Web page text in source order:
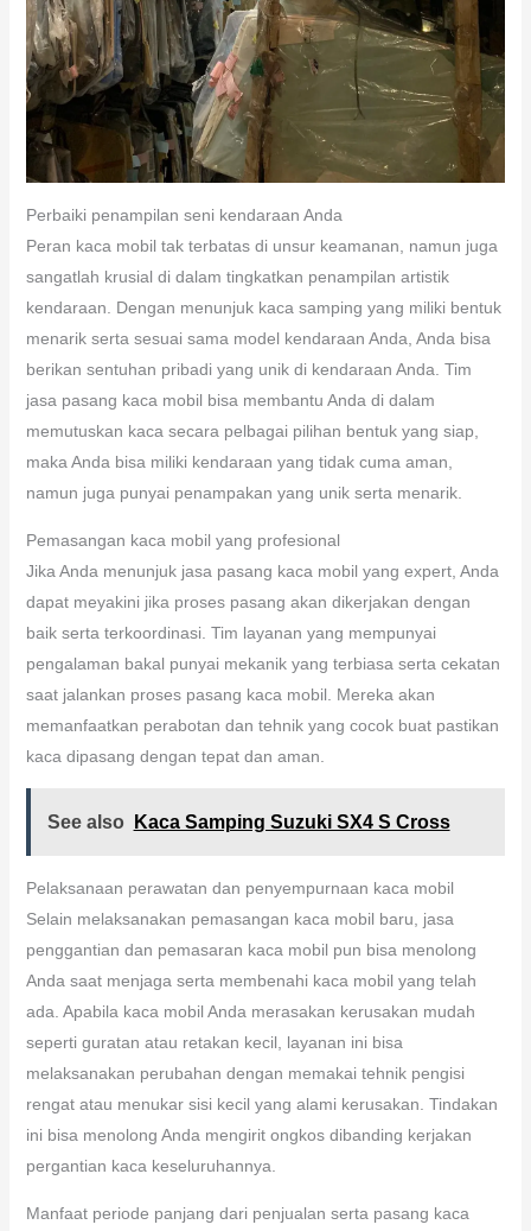
Perbaiki penampilan seni kendaraan Anda
Peran kaca mobil tak terbatas di unsur keamanan, namun juga
sangatlah krusial di dalam tingkatkan penampilan artistik
kendaraan. Dengan menunjuk kaca samping yang miliki bentuk
menarik serta sesuai sama model kendaraan Anda, Anda bisa
berikan sentuhan pribadi yang unik di kendaraan Anda. Tim
jasa pasang kaca mobil bisa membantu Anda di dalam
memutuskan kaca secara pelbagai pilihan bentuk yang siap,
maka Anda bisa miliki kendaraan yang tidak cuma aman,
namun juga punyai penampakan yang unik serta menarik.
Pemasangan kaca mobil yang profesional
Jika Anda menunjuk jasa pasang kaca mobil yang expert, Anda
dapat meyakini jika proses pasang akan dikerjakan dengan
baik serta terkoordinasi. Tim layanan yang mempunyai
pengalaman bakal punyai mekanik yang terbiasa serta cekatan
saat jalankan proses pasang kaca mobil. Mereka akan
memanfaatkan perabotan dan tehnik yang cocok buat pastikan
kaca dipasang dengan tepat dan aman.
See also Kaca Samping Suzuki SX4 S Cross
Pelaksanaan perawatan dan penyempurnaan kaca mobil
Selain melaksanakan pemasangan kaca mobil baru, jasa
penggantian dan pemasaran kaca mobil pun bisa menolong
Anda saat menjaga serta membenahi kaca mobil yang telah
ada. Apabila kaca mobil Anda merasakan kerusakan mudah
seperti guratan atau retakan kecil, layanan ini bisa
melaksanakan perubahan dengan memakai tehnik pengisi
rengat atau menukar sisi kecil yang alami kerusakan. Tindakan
ini bisa menolong Anda mengirit ongkos dibanding kerjakan
pergantian kaca keseluruhannya.
Manfaat periode panjang dari penjualan serta pasang kaca